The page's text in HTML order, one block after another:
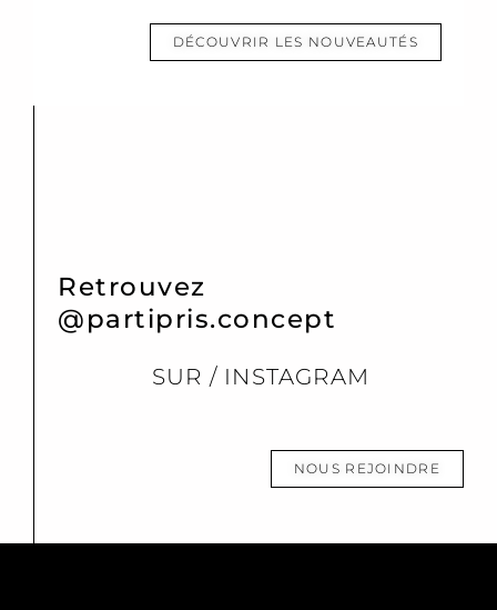
DÉCOUVRIR LES NOUVEAUTÉS
Retrouvez
@partipris.concept
SUR / INSTAGRAM
NOUS REJOINDRE